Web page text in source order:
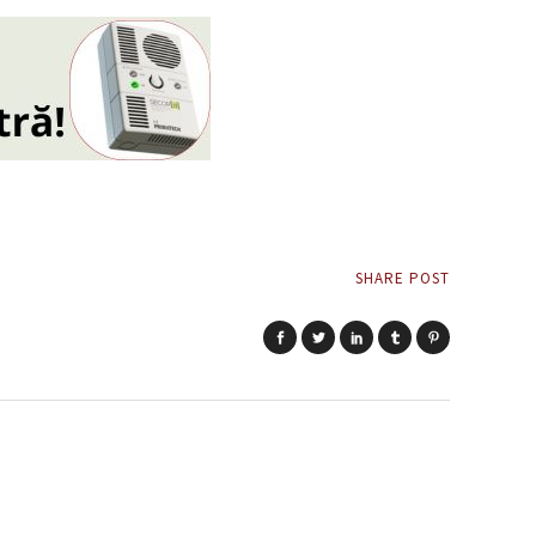
SHARE POST